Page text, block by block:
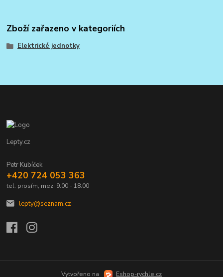
Zboží zařazeno v kategoriích
Elektrické jednotky
Lepty.cz
Petr Kubíček
+420 724 053 363
tel. prosím, mezi 9.00 - 18.00
lepty@seznam.cz
Vytvořeno na Eshop-rychle.cz